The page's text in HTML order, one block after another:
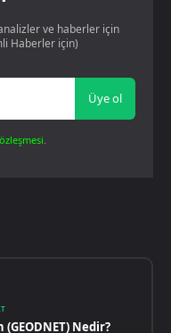
ve haberler için
Haberler için)
Üye ol
.
(GEODNET) Nedir?